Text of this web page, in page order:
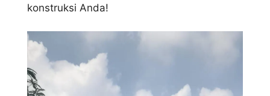
konstruksi Anda!